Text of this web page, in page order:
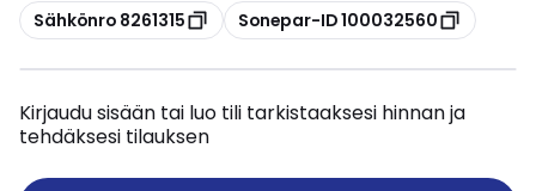
Kopioi
Sähkönro 8261315 Kopioi
Sonepar-ID 100032560
Kirjaudu sisään tai luo tili tarkistaaksesi hinnan ja
tehdäksesi tilauksen